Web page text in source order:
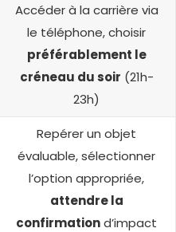
Accéder à la carrière via
le téléphone, choisir
préférablement le
créneau du soir (21h-
23h)
Repérer un objet
évaluable, sélectionner
l’option appropriée,
attendre la
confirmationd’impact